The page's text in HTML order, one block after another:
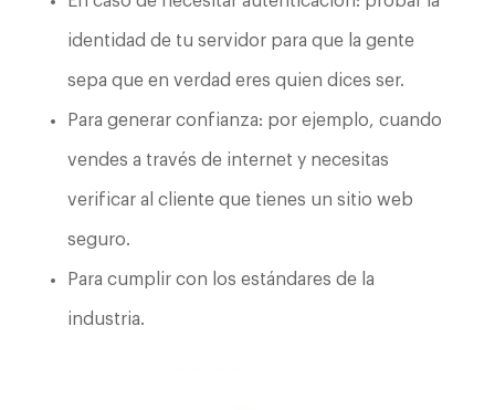
identidad de tu servidor para que la gente
sepa que en verdad eres quien dices ser.
Para generar confianza: por ejemplo, cuando
vendes a través de internet y necesitas
verificar al cliente que tienes un sitio web
seguro.
Para cumplir con los estándares de la
industria.